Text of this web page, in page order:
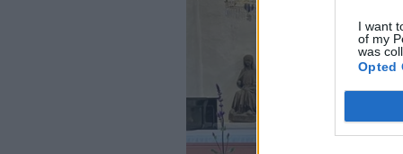
I want
of my
was
Opted